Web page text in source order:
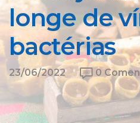
longe de
bactérias
23/06/2022 0